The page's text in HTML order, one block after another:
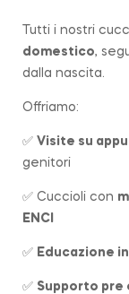
Tutti i nostri
domestico,
dalla nascita.
Offriamo:
✅ Visite su
genitori
✅ Cuccioli con
ENCI
✅ Educazione
✅ Supporto pre